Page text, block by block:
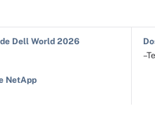
Dell World 2026
NetApp